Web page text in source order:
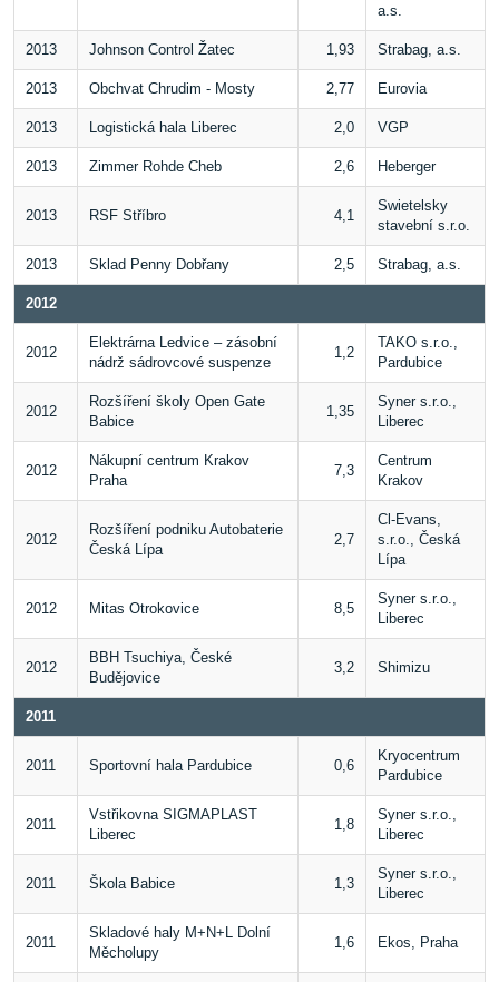
a.s.
2013 Johnson Control Žatec 1,93 Strabag, a.s.
2013 Obchvat Chrudim - Mosty 2,77 Eurovia
2013 Logistická hala Liberec 2,0 VGP
2013 Zimmer Rohde Cheb 2,6 Heberger
2013 RSF Stříbro 4,1
Swietelsky
stavební s.r.o.
2013 Sklad Penny Dobřany 2,5 Strabag, a.s.
2012
2012
Elektrárna Ledvice – zásobní
nádrž sádrovcové suspenze
1,2
TAKO s.r.o.,
Pardubice
2012
Rozšíření školy Open Gate
Babice
1,35
Syner s.r.o.,
Liberec
2012
Nákupní centrum Krakov
Praha
7,3
Centrum
Krakov
2012
Rozšíření podniku Autobaterie
Česká Lípa
2,7
Cl-Evans,
s.r.o., Česká
Lípa
2012 Mitas Otrokovice 8,5
Syner s.r.o.,
Liberec
2012
BBH Tsuchiya, České
Budějovice
3,2 Shimizu
2011
2011 Sportovní hala Pardubice 0,6
Kryocentrum
Pardubice
2011
Vstřikovna SIGMAPLAST
Liberec
1,8
Syner s.r.o.,
Liberec
2011 Škola Babice 1,3
Syner s.r.o.,
Liberec
2011
Skladové haly M+N+L Dolní
Měcholupy
1,6 Ekos, Praha